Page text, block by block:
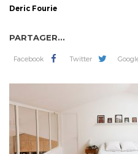
Deric Fourie
PARTAGER...
Facebook Twitter